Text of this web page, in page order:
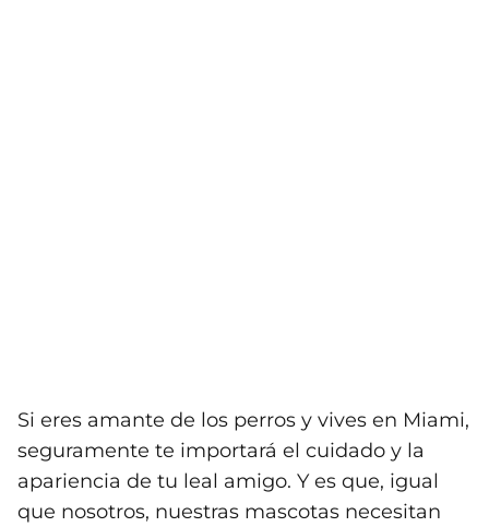
Si eres amante de los perros y vives en Miami,
seguramente te importará el cuidado y la
apariencia de tu leal amigo. Y es que, igual
que nosotros, nuestras mascotas necesitan